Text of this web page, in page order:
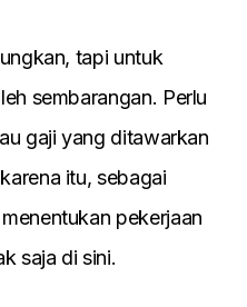
tapi untuk
sembarangan. Perlu
gaji yang ditawarkan
itu, sebagai
pekerjaan
saja di sini.